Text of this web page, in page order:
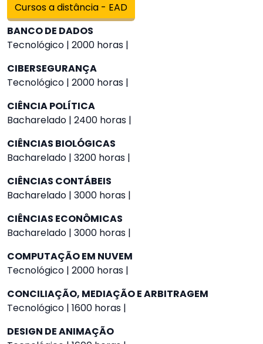
Cursos a distância - EAD
BANCO DE DADOS
Tecnológico | 2000 horas |
CIBERSEGURANÇA
Tecnológico | 2000 horas |
CIÊNCIA POLÍTICA
Bacharelado | 2400 horas |
CIÊNCIAS BIOLÓGICAS
Bacharelado | 3200 horas |
CIÊNCIAS CONTÁBEIS
Bacharelado | 3000 horas |
CIÊNCIAS ECONÔMICAS
Bacharelado | 3000 horas |
COMPUTAÇÃO EM NUVEM
Tecnológico | 2000 horas |
CONCILIAÇÃO, MEDIAÇÃO E ARBITRAGEM
Tecnológico | 1600 horas |
DESIGN DE ANIMAÇÃO